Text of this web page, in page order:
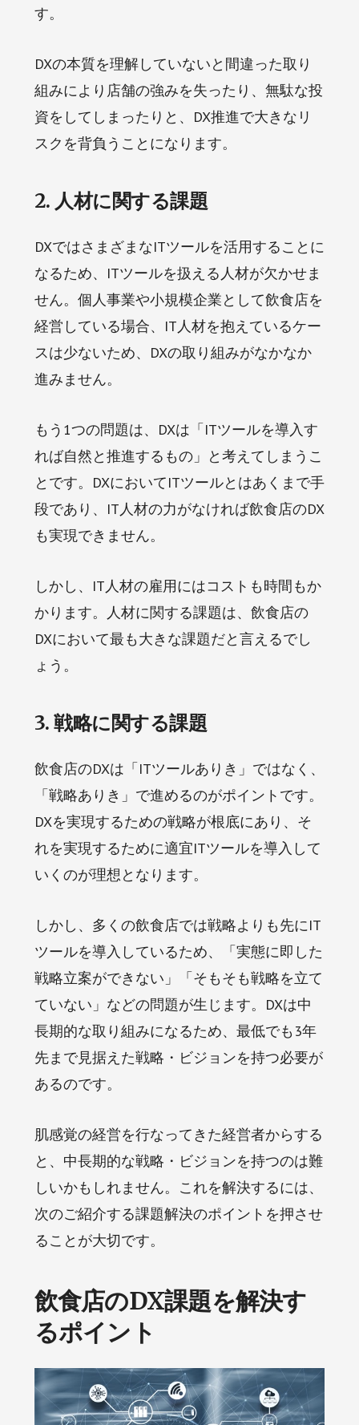
す。
DXの本質を理解していないと間違った取り
組みにより店舗の強みを失ったり、無駄な投
資をしてしまったりと、DX推進で大きなリ
スクを背負うことになります。
2. 人材に関する課題
DXではさまざまなITツールを活用することに
なるため、ITツールを扱える人材が欠かせま
せん。個人事業や小規模企業として飲食店を
経営している場合、IT人材を抱えているケー
スは少ないため、DXの取り組みがなかなか
進みません。
もう1つの問題は、DXは「ITツールを導入す
れば自然と推進するもの」と考えてしまうこ
とです。DXにおいてITツールとはあくまで手
段であり、IT人材の力がなければ飲食店のDX
も実現できません。
しかし、IT人材の雇用にはコストも時間もか
かります。人材に関する課題は、飲食店の
DXにおいて最も大きな課題だと言えるでし
ょう。
3. 戦略に関する課題
飲食店のDXは「ITツールありき」ではなく、
「戦略ありき」で進めるのがポイントです。
DXを実現するための戦略が根底にあり、そ
れを実現するために適宜ITツールを導入して
いくのが理想となります。
しかし、多くの飲食店では戦略よりも先にIT
ツールを導入しているため、「実態に即した
戦略立案ができない」「そもそも戦略を立て
ていない」などの問題が生じます。DXは中
長期的な取り組みになるため、最低でも3年
先まで見据えた戦略・ビジョンを持つ必要が
あるのです。
肌感覚の経営を行なってきた経営者からする
と、中長期的な戦略・ビジョンを持つのは難
しいかもしれません。これを解決するには、
次のご紹介する課題解決のポイントを押させ
ることが大切です。
飲食店のDX課題を解決す
るポイント